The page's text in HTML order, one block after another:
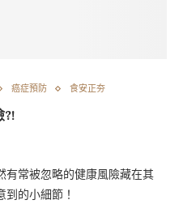
癌症預防 食安正夯
?!
有常被忽略的健康風險藏在其
的小細節！